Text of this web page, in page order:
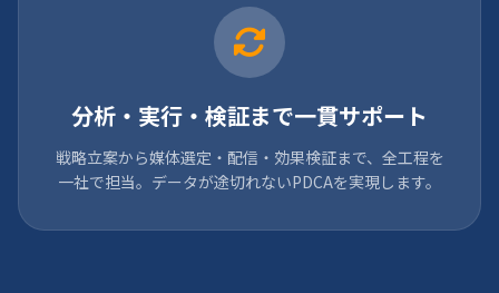
分析・実行・検証まで一貫サポート
戦略立案から媒体選定・配信・効果検証まで、全工程を
一社で担当。データが途切れないPDCAを実現します。